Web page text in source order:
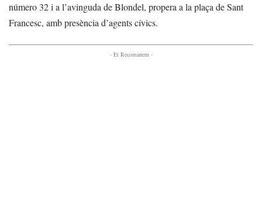
número 32 i a l’avinguda de Blondel, propera a la plaça de Sant
Francesc, amb presència d’agents cívics.
- Et Recomanem -